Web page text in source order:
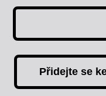
Přidejte se